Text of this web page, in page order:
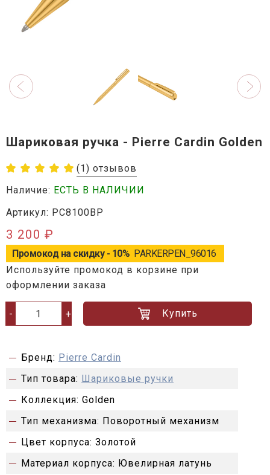
Шариковая ручка - Pierre Cardin Golden
(1) отзывов
Наличие: ЕСТЬ В НАЛИЧИИ
Артикул: PC8100BP
3 200 ₽
Промокод на скидку - 10% PARKERPEN_96016
Используйте промокод в корзине при
оформлении заказа
- + Купить
Бренд: Pierre Cardin
Тип товара: Шариковые ручки
Коллекция: Golden
Тип механизма: Поворотный механизм
Цвет корпуса: Золотой
Материал корпуса: Ювелирная латунь